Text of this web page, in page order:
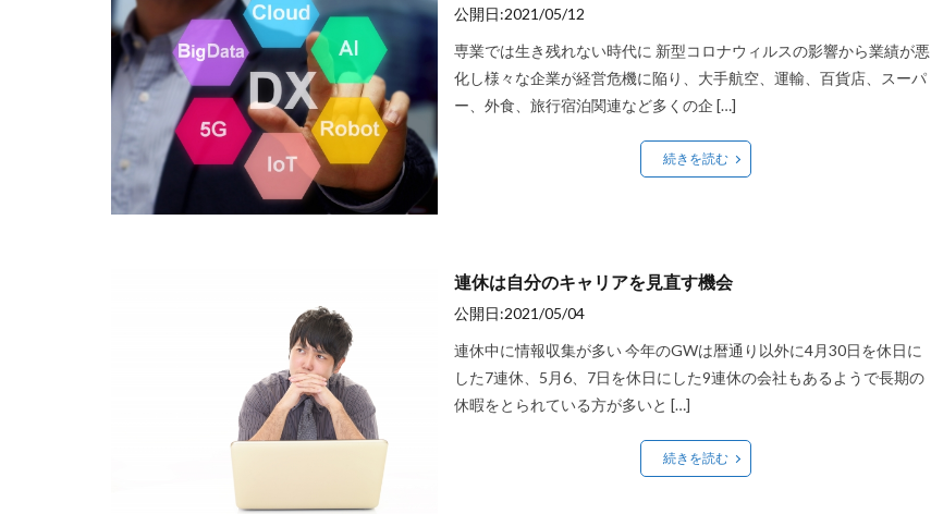
公開日:2021/05/12
専業では生き残れない時代に 新型コロナウィルスの影響から業績が悪
化し様々な企業が経営危機に陥り、大手航空、運輸、百貨店、スーパ
ー、外食、旅行宿泊関連など多くの企 […]
続きを読む
連休は自分のキャリアを見直す機会
公開日:2021/05/04
連休中に情報収集が多い 今年のGWは暦通り以外に4月30日を休日に
した7連休、5月6、7日を休日にした9連休の会社もあるようで長期の
休暇をとられている方が多いと […]
続きを読む